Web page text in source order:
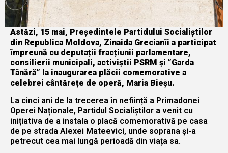
Astăzi, 15 mai, Președintele Partidului Socialiștilor
din Republica Moldova, Zinaida Grecianîi a participat
împreună cu deputații fracțiunii parlamentare,
consilierii municipali, activiștii PSRM și ”Garda
Tânără” la inaugurarea plăcii comemorative a
celebrei cântărețe de operă, Maria Bieșu.
La cinci ani de la trecerea în neființă a Primadonei
Operei Naționale, Partidul Socialiștilor a venit cu
inițiativa de a instala o placă comemorativă pe casa
de pe strada Alexei Mateevici, unde soprana și-a
petrecut cea mai lungă perioadă din viața sa.